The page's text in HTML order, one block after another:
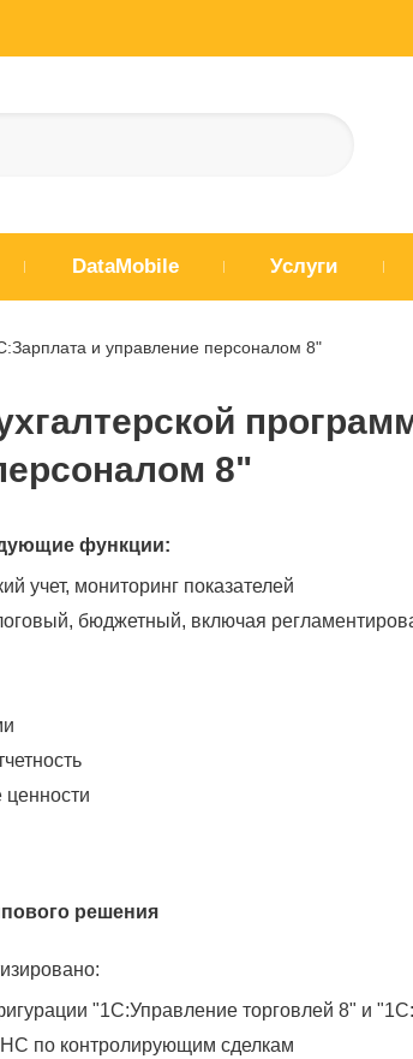
DataMobile Услуги
и управление персоналом 8"
8"
функции:
учет, мониторинг показателей
бюджетный, включая
решения
"1С:Управление торговлей 8" и
по контролирующим сделкам